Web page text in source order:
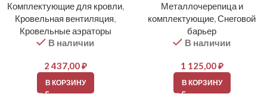
Комплектующие для кровли,
Кровельная вентиляция,
Кровельные аэраторы
В наличии
2 437,00₽
В КОРЗИНУ
Металлочерепица и
комплектующие,Снеговой
барьер
В наличии
1 125,00₽
В КОРЗИНУ